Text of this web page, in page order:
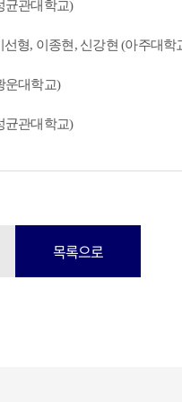
균관대학교)
선형, 이종현, 신강현 (아주대학
운대학교)
균관대학교)
목록으로